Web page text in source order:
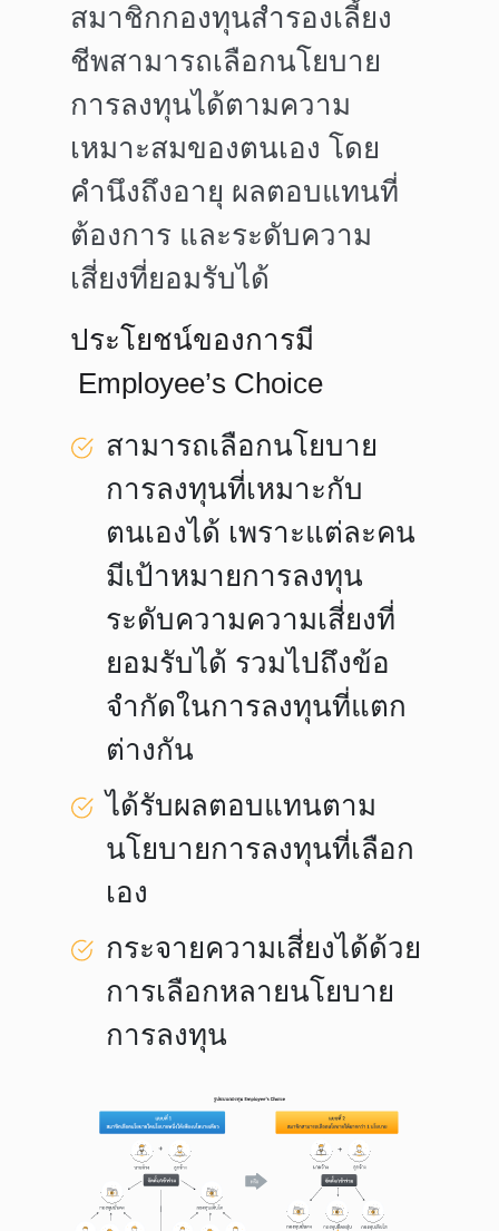
สมาชิกกองทุนสำรองเลี้ยง
ชีพสามารถเลือกนโยบาย
การลงทุนได้ตามความ
เหมาะสมของตนเอง โดย
คำนึงถึงอายุ ผลตอบแทนที่
ต้องการ และระดับความ
เสี่ยงที่ยอมรับได้
ประโยชน์ของการมี
Employee’s Choice
สามารถเลือกนโยบาย
การลงทุนที่เหมาะกับ
ตนเองได้ เพราะแต่ละคน
มีเป้าหมายการลงทุน
ระดับความความเสี่ยงที่
ยอมรับได้ รวมไปถึงข้อ
จำกัดในการลงทุนที่แตก
ต่างกัน
ได้รับผลตอบแทนตาม
นโยบายการลงทุนที่เลือก
เอง
กระจายความเสี่ยงได้ด้วย
การเลือกหลายนโยบาย
การลงทุน